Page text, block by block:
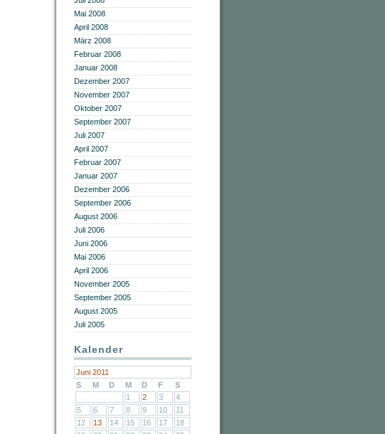
Mai 2008
April 2008
März 2008
Februar 2008
Januar 2008
Dezember 2007
November 2007
Oktober 2007
September 2007
Juli 2007
April 2007
Februar 2007
Januar 2007
Dezember 2006
September 2006
August 2006
Juli 2006
Juni 2006
Mai 2006
April 2006
November 2005
September 2005
August 2005
Juli 2005
Kalender
Juni 2011
S
M D M D F
S
1
2 3
4
5
6 7 8 9 10
11
12
13 14 15 16 17
18